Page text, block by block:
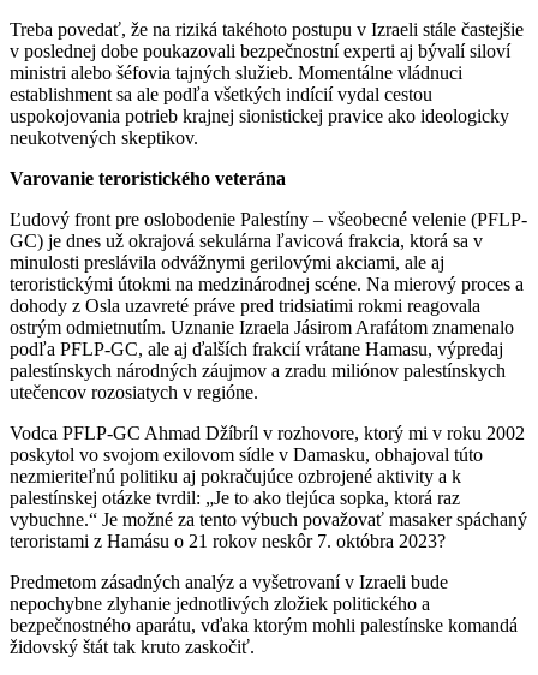
Treba povedať, že na riziká takéhoto postupu v Izraeli stále častejšie
v poslednej dobe poukazovali bezpečnostní experti aj bývalí siloví
ministri alebo šéfovia tajných služieb. Momentálne vládnuci
establishment sa ale podľa všetkých indícií vydal cestou
uspokojovania potrieb krajnej sionistickej pravice ako ideologicky
neukotvených skeptikov.
Varovanie teroristického veterána
Ľudový front pre oslobodenie Palestíny – všeobecné velenie (PFLP-
GC) je dnes už okrajová sekulárna ľavicová frakcia, ktorá sa v
minulosti preslávila odvážnymi gerilovými akciami, ale aj
teroristickými útokmi na medzinárodnej scéne. Na mierový proces a
dohody z Osla uzavreté práve pred tridsiatimi rokmi reagovala
ostrým odmietnutím. Uznanie Izraela Jásirom Arafátom znamenalo
podľa PFLP-GC, ale aj ďalších frakcií vrátane Hamasu, výpredaj
palestínskych národných záujmov a zradu miliónov palestínskych
utečencov rozosiatych v regióne.
Vodca PFLP-GC Ahmad Džíbríl v rozhovore, ktorý mi v roku 2002
poskytol vo svojom exilovom sídle v Damasku, obhajoval túto
nezmieriteľnú politiku aj pokračujúce ozbrojené aktivity a k
palestínskej otázke tvrdil: „Je to ako tlejúca sopka, ktorá raz
vybuchne.“ Je možné za tento výbuch považovať masaker spáchaný
teroristami z Hamásu o 21 rokov neskôr 7. októbra 2023?
Predmetom zásadných analýz a vyšetrovaní v Izraeli bude
nepochybne zlyhanie jednotlivých zložiek politického a
bezpečnostného aparátu, vďaka ktorým mohli palestínske komandá
židovský štát tak kruto zaskočiť.